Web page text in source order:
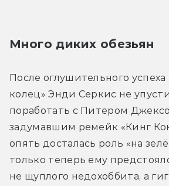
Много диких обезьян
После оглушительного успеха
колец» Энди Серкис не
поработать с Питером
задумавшим ремейк «Кинг
опять досталась роль «на
только теперь ему
не щуплого недохоббита, а